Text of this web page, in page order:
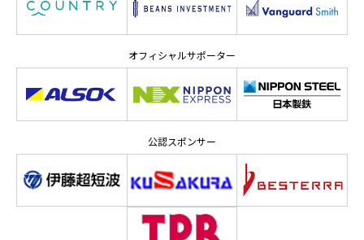
オフィシャルサポーター
公認スポンサー